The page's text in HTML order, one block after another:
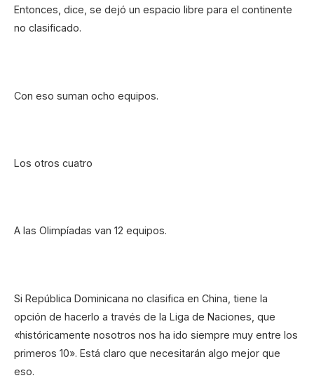
Entonces, dice, se dejó un espacio libre para el continente
no clasificado.
Con eso suman ocho equipos.
Los otros cuatro
A las Olimpíadas van 12 equipos.
Si República Dominicana no clasifica en China, tiene la
opción de hacerlo a través de la Liga de Naciones, que
«históricamente nosotros nos ha ido siempre muy entre los
primeros 10». Está claro que necesitarán algo mejor que
eso.